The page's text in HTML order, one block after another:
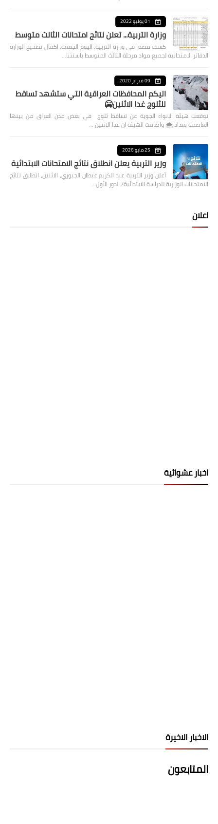
01 يوليو 2022
وزارة التربية... تعلن نتائج امتحانات الثالث متوسط
كشف مصدر في وزارة التربية، اليوم الجمعة، اكمال تصحيح الوزارة
الدفاتر الامتحانية لجميع مواد مرحلة الثالث المتوسط باستثنا…
09 فبراير 2020
اليكم المحافظات العراقية التي ستشهد تساقط
للثلوج غدا الاثنين🥶
توقعت هيئة الانواء الجوية عن تساقط ثلوج في بعض مدن العراق من بينها
العاصمة بغداد ⁦🌨️⁩ واضافت الهيئة ان غدا الاثنين …
25 مايو 2026
وزير التربية يعلن انطلاق نتائج الامتحانات الابتدائية
أعلن وزير التربية عبد الكريم عبطان الجبوري، الاثنين، انطلاق نتائج
الامتحانات الوزارية للدراسة الابتدائية/ الدور الأول…
اعلان
اخبار عشوائية
الاخبار الاخيرة
المتابعون